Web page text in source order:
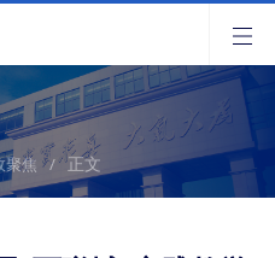
聚焦 / 正文